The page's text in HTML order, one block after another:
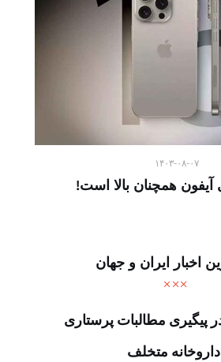
۱۴۰۳-۰۸-۰۷
آیفون همچنان بالا است!
اخبار ایران و جهان
پیگیری مطالبات پرستاری